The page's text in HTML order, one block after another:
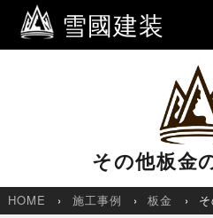
雪國建装
その他板金
HOME 施工事例 板金